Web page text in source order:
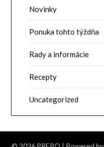
Novinky
Ponuka tohto týždňa
Rady a informácie
Recepty
Uncategorized